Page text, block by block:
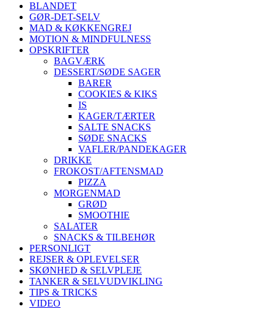
BLANDET
GØR-DET-SELV
MAD & KØKKENGREJ
MOTION & MINDFULNESS
OPSKRIFTER
BAGVÆRK
DESSERT/SØDE SAGER
BARER
COOKIES & KIKS
IS
KAGER/TÆRTER
SALTE SNACKS
SØDE SNACKS
VAFLER/PANDEKAGER
DRIKKE
FROKOST/AFTENSMAD
PIZZA
MORGENMAD
GRØD
SMOOTHIE
SALATER
SNACKS & TILBEHØR
PERSONLIGT
REJSER & OPLEVELSER
SKØNHED & SELVPLEJE
TANKER & SELVUDVIKLING
TIPS & TRICKS
VIDEO